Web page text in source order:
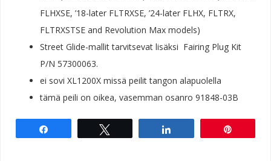
FLHXSE, ’18-later FLTRXSE, ’24-later FLHX, FLTRX,
FLTRXSTSE and Revolution Max models)
Street Glide-mallit tarvitsevat lisäksi Fairing Plug Kit
P/N 57300063.
ei sovi XL1200X missä peilit tangon alapuolella
tämä peili on oikea, vasemman osanro 91848-03B